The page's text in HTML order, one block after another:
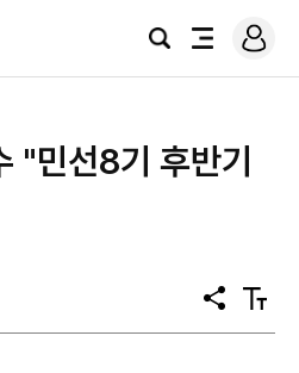
검
전
로
그
"민선8기 후반기
공
유
텍
스